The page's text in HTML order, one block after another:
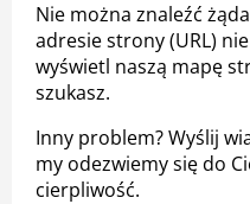
Nie można znaleźć
adresie strony (URL)
wyświetl naszą mapę
szukasz.
Inny problem? Wyślij
my odezwiemy się do
cierpliwość.